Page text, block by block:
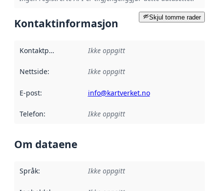
Skjul tomme rader
Kontaktinformasjon
Kontaktpunkt Ikke oppgitt
Nettside: Ikke oppgitt
E-post: info@kartverket.no
Telefon: Ikke oppgitt
Om dataene
Språk: Ikke oppgitt